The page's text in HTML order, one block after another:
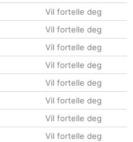
Vil fortelle deg
Vil fortelle deg
Vil fortelle deg
Vil fortelle deg
Vil fortelle deg
Vil fortelle deg
Vil fortelle deg
Vil fortelle deg